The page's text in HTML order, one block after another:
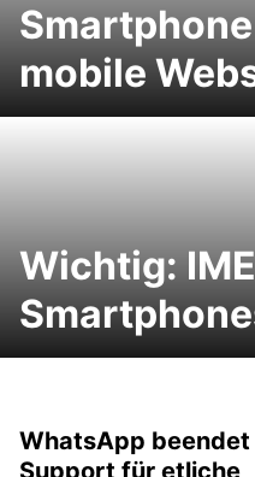
mobile
Wichtig:
WhatsApp beendet
Support für etliche